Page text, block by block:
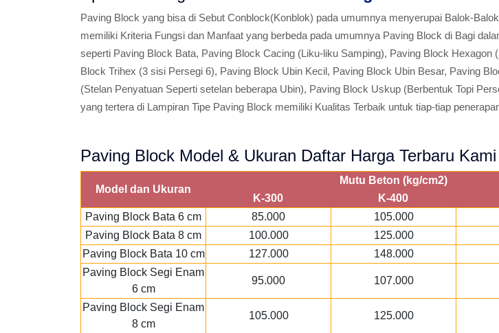
Paving Block yang bisa di Sebut Conblock(Konblok) pada umumnya menyerupai Balok-
memiliki Kriteria Fungsi dan Manfaat yang berbeda pada umumnya Paving Block di Bagi
seperti Paving Block Bata, Paving Block Cacing (Liku-liku Samping), Paving Block Hexagon
Block Trihex (3 sisi Persegi 6), Paving Block Ubin Kecil, Paving Block Ubin Besar, Paving
(Stelan Penyatuan Seperti setelan beberapa Ubin), Paving Block Uskup (Berbentuk Topi
yang tertera di Lampiran Tipe Paving Block memiliki Kualitas Terbaik untuk tiap-tiap
Paving Block Model & Ukuran Daftar Harga Terbaru Kami
Model dan Ukuran
Mutu Beton (kg/cm2)
K-300
K-400
Paving Block Bata 6 cm
85.000 105.000
Paving Block Bata 8 cm
100.000 125.000
Paving Block Bata 10 cm
127.000 148.000
Paving Block Segi Enam
6 cm
95.000 107.000
Paving Block Segi Enam
8 cm
105.000 125.000